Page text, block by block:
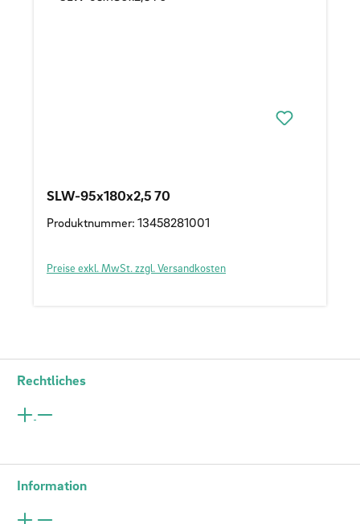
SLW-95x180x2,5 70
Produktnummer: 13458281001
Preise exkl. MwSt. zzgl. Versandkosten
Rechtliches
Information